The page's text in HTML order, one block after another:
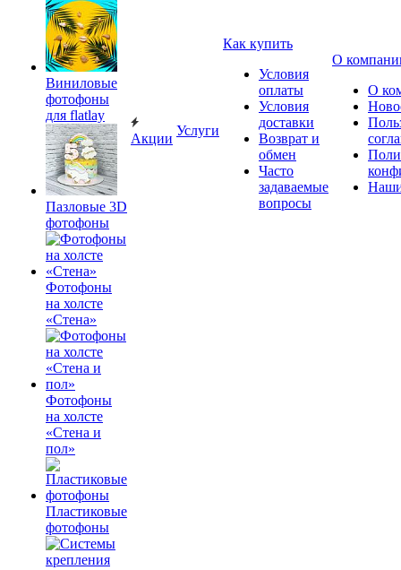
Виниловые
фотофоны
для flatlay
Пазловые 3D
фотофоны
Фотофоны
на холсте
«Стена»
Фотофоны
на холсте
«Стена и
пол»
Пластиковые
фотофоны
Акции
Услуги
Как купить
Условия
оплаты
Условия
доставки
Возврат и
обмен
Часто
задаваемые
вопросы
О
О